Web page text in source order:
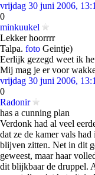
vrijdag 30 juni 2006,
0
minkuukel
Lekker hoorrrr
Talpa. foto Geintje)
Eerlijk gezegd weet ik
Mij mag je er voor
vrijdag 30 juni 2006,
0
Radonir
has a cunning plan
Verdonk had al veel
dat ze de kamer vals
blijven zitten. Net in dit
geweest, maar haar
dit blijkbaar de druppel.